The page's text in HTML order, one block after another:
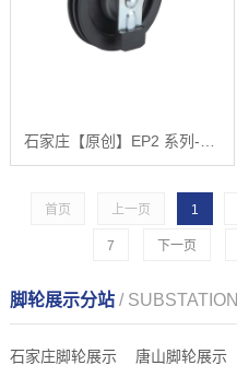
首页 上一页 1
7 下一页
脚轮展示分站 / SUBSTATION
石家庄脚轮展示 唐山脚轮展示